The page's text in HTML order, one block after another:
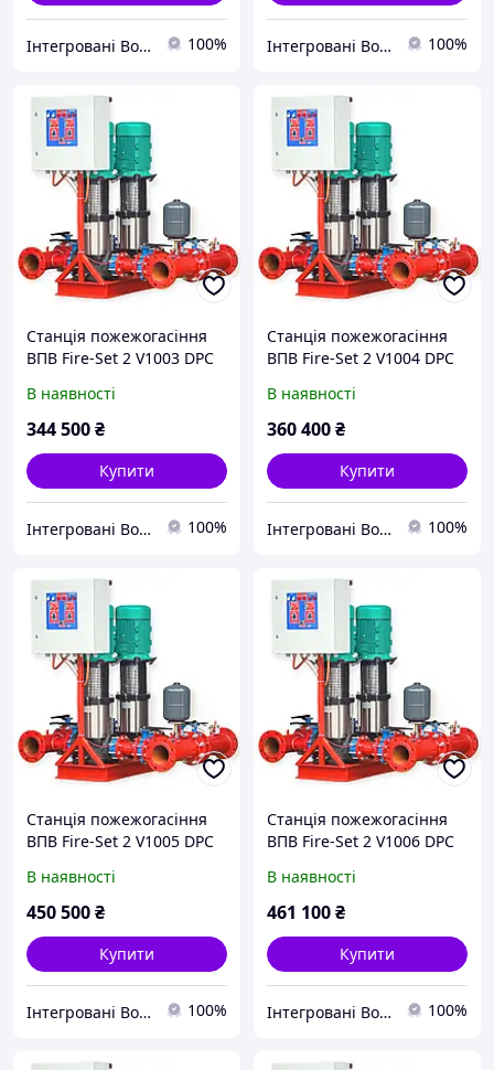
Інтегровані Водні Технології ТОВ 100% Інтегровані Водні Технології ТОВ 100%
Станція пожежогасіння
ВПВ Fire-Set 2 V1003 DPC
В наявності
344 500₴
Купити
Інтегровані Водні Технології ТОВ 100%
Станція пожежогасіння
ВПВ Fire-Set 2 V1004 DPC
В наявності
360 400₴
Купити
Інтегровані Водні Технології ТОВ 100%
Станція пожежогасіння
ВПВ Fire-Set 2 V1005 DPC
В наявності
450 500₴
Купити
Інтегровані Водні Технології ТОВ 100%
Станція пожежогасіння
ВПВ Fire-Set 2 V1006 DPC
В наявності
461 100₴
Купити
Інтегровані Водні Технології ТОВ 100%